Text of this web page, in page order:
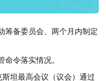
筹备委员会、两个月内制定
令落实情况。
坦最高会议（议会）通过